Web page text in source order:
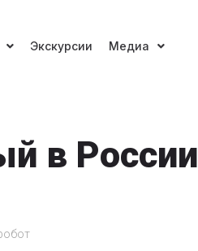
Экскурсии Медиа
в России